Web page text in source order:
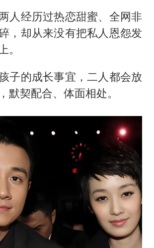
人经历过热恋甜蜜、全网非
，却从来没有把私人恩怨发
。
子的成长事宜，二人都会放
默契配合、体面相处。